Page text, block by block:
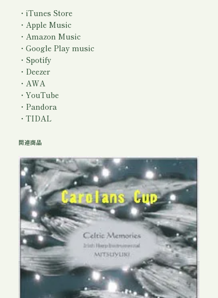
つ
ゆ
き
個
・iTunes Store
・Apple Music
・Amazon Music
・Google Play music
・Spotify
・Deezer
・AWA
・YouTube
・Pandora
・TIDAL
関連商品